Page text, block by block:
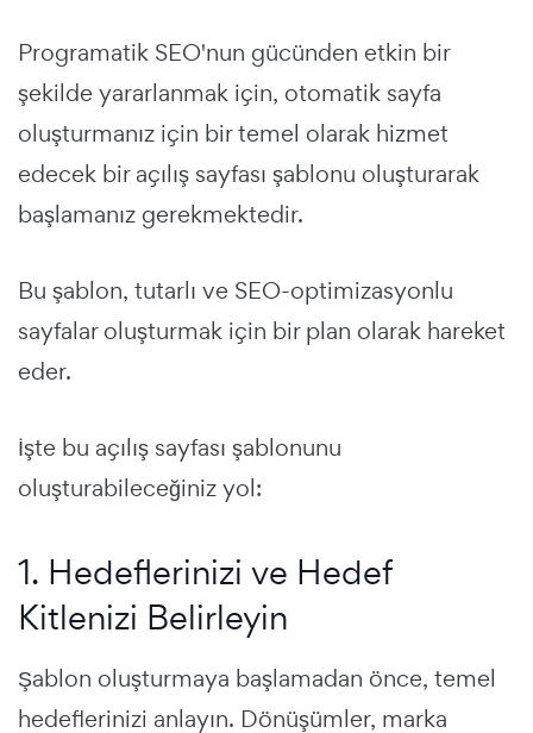
Programatik SEO'nun gücünden etkin bir
şekilde yararlanmak için, otomatik sayfa
oluşturmanız için bir temel olarak hizmet
edecek bir açılış sayfası şablonu oluşturarak
başlamanız gerekmektedir.
Bu şablon, tutarlı ve SEO-optimizasyonlu
sayfalar oluşturmak için bir plan olarak hareket
eder.
İşte bu açılış sayfası şablonunu
oluşturabileceğiniz yol:
1. Hedeflerinizi ve Hedef
Kitlenizi Belirleyin
Şablon oluşturmaya başlamadan önce, temel
hedeflerinizi anlayın. Dönüşümler, marka